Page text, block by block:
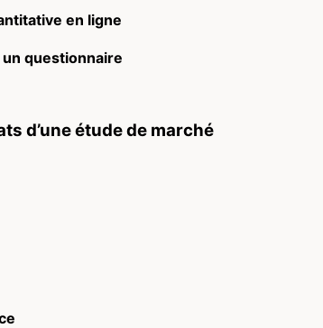
en ligne
questionnaire
d’une étude de marché